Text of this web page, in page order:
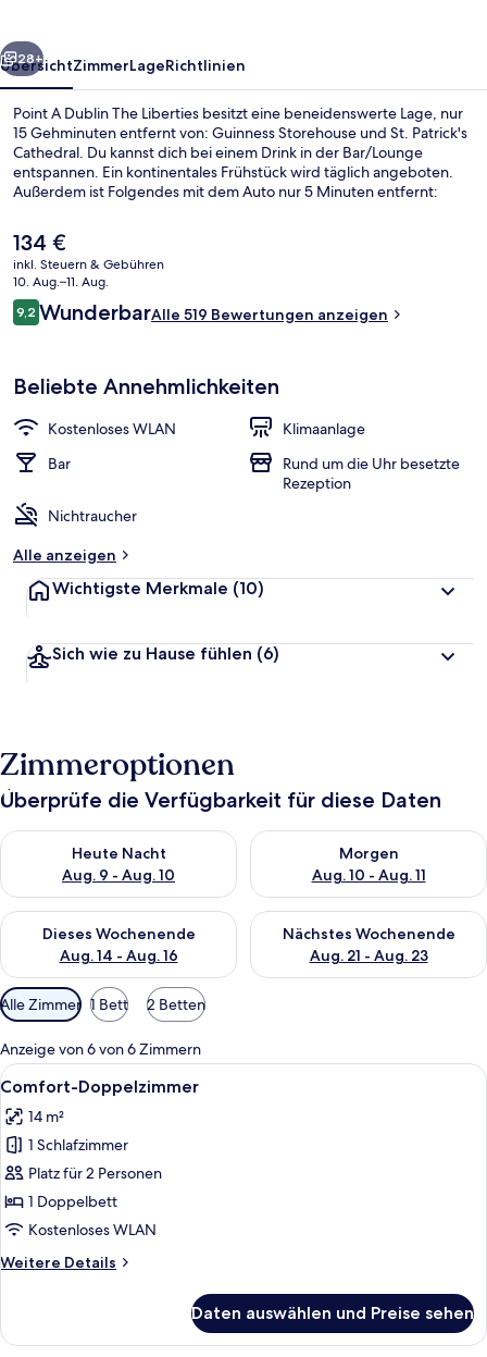
Weiter
28+
ÜbersichtZimmerLageRichtlinien
Point A Dublin The Liberties besitzt eine beneidenswerte Lage, nur
15 Gehminuten entfernt von: Guinness Storehouse und St. Patrick's
Cathedral. Du kannst dich bei einem Drink in der Bar/Lounge
entspannen. Ein kontinentales Frühstück wird täglich angeboten.
Außerdem ist Folgendes mit dem Auto nur 5 Minuten entfernt:
Verkehrsmittel sind nur einen kurzen Fußmarsch entfernt: Zur
Straßenbahnhaltestelle Smithfield sind es 8 Minuten und zur
Straßenbahnhaltestelle Four Courts 8 Minuten.
Der
aktuelle
Preis
beträgt
134 €.
134 €
inkl. Steuern & Gebühren
10. Aug.–11. Aug.
Bewertungen
9,29,2 von 10.
WunderbarAlle 519 Bewertungen anzeigen
Beliebte Annehmlichkeiten
Kostenloses WLAN
Klimaanlage
Bar
Rund um die Uhr besetzte
Rezeption
Nichtraucher
Alle anzeigen
Wichtigste Merkmale (10)
Sich wie zu Hause fühlen (6)
Zimmeroptionen
Überprüfe die Verfügbarkeit für diese Daten
Heute Nacht
Aug. 9 - Aug. 10
Überprüfe die Verfügbarkeit für heute Nacht, Aug. 9 - Aug.
Morgen
Aug. 10 - Aug. 11
Überprüfe die Verfügbarkeit
Dieses Wochenende
Aug. 14 - Aug. 16
Überprüfe die Verfügbarkeit für dieses Wochenende, Aug. 14
Nächstes Wochenende
Aug. 21 - Aug. 23
Überprüfe die Verfügbarkeit
Verfügbare
Filter
für
Zimmer
Alle Zimmer 1 Bett 2 Betten
Anzeige von 6 von 6 Zimmern
Alle
Fotos
für
Comfort-
Doppelzimmer
anzeigen
Ein Hotelzimmer mit einem großen
9
Comfort-Doppelzimmer
14 m²
1 Schlafzimmer
Platz für 2 Personen
1 Doppelbett
Kostenloses WLAN
Weitere Details
Weitere
Doppelzimmer
Daten auswählen und Preise sehen